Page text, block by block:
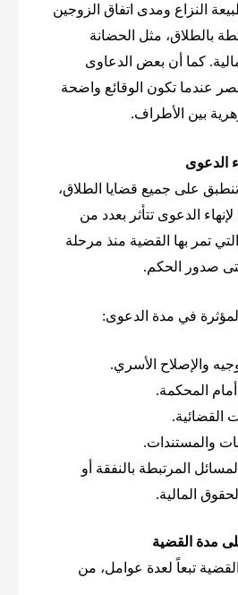
النزاع ومدى اتفاق الزوجين
بالطلاق، مثل الحضانة
كما أن بعض الدعاوى
عندما تكون الوقائع واضحة
بين الأطراف.
الدعوى
على جميع قضايا الطلاق،
لإنهاء الدعوى تتأثر بعدد من
التي تمر بها القضية منذ مرحلة
صدور الحكم.
في مدة الدعوى:
والإصلاح الأسري.
المحكمة.
القضائية.
والمستندات.
المرتبطة بالنفقة أو
المالية.
مدة القضية
تبعاً لعدة عوامل، من